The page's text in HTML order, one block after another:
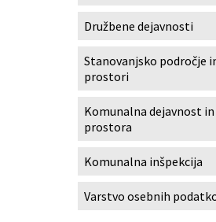
Družbene dejavnosti
Stanovanjsko področje
prostori
Komunalna dejavnost
prostora
Komunalna inšpekcija
Varstvo osebnih